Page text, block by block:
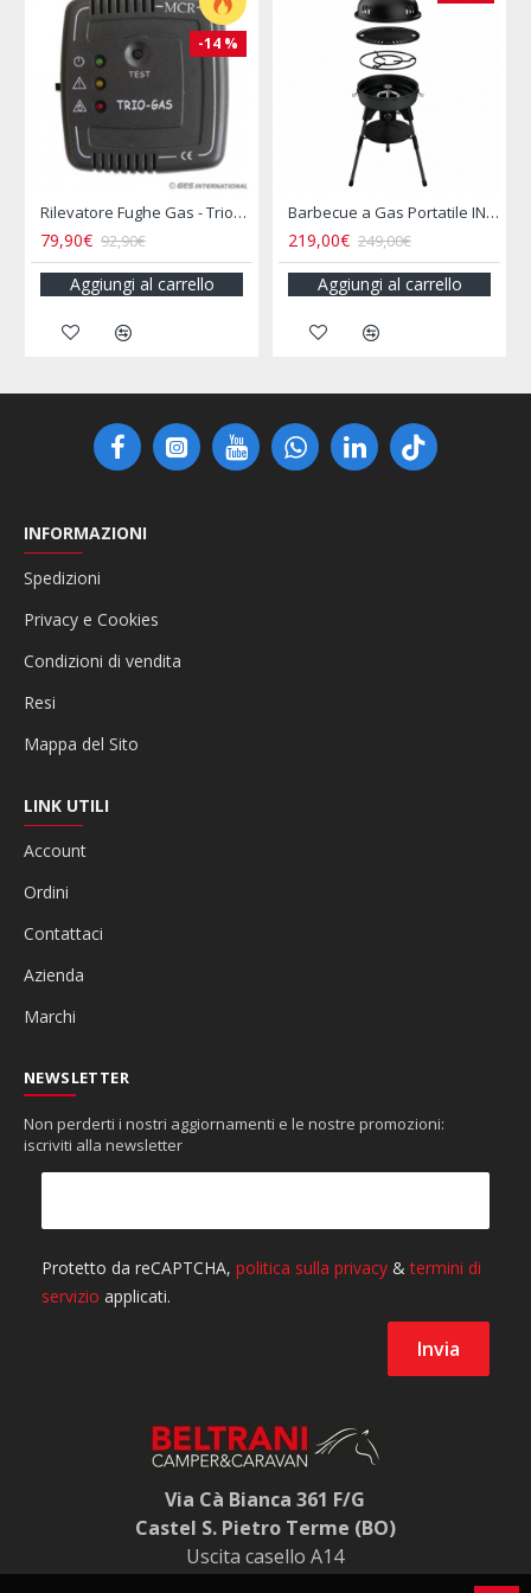
Barbecue a Gas Portatile INCASA Bollitore 2L Acciaio Inox per Camper e Campeggio
16,00€
Aggiungi al carrello
16,90€
Aggiungi al
INFORMAZIONI
Spedizioni
Privacy e Cookies
Condizioni di vendita
Resi
Mappa del Sito
LINK UTILI
Account
Ordini
Contattaci
Azienda
Marchi
NEWSLETTER
Non perderti i nostri aggiornamenti e le nostre promozioni:
iscriviti alla newsletter
Via Cà Bianca 361 F/G
Castel S. Pietro Terme (BO)
Uscita casello A14